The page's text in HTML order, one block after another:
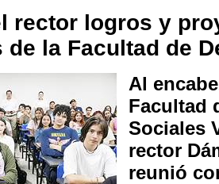
rector logros y
de la Facultad de
Al
Facultad
Sociales
rector
reunió